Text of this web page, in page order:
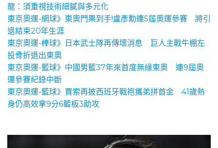
龍：須重視技術細膩與多元化
東京奧運-網球》東奧門票到手!盧彥勳連5屆奧運參賽 將引
退結束20年生涯
東京奧運-棒球》日本武士隊再傳壞消息 巨人主戰牛棚左
投骨折退出東奧
東京奧運-籃球》中國男籃37年來首度無緣東奧 連9屆奧
運參賽紀錄中斷
東京奧運-籃球》賈索再披西班牙戰袍攜弟拼首金 41歲熱
身仍高效拿9分6籃板3助攻